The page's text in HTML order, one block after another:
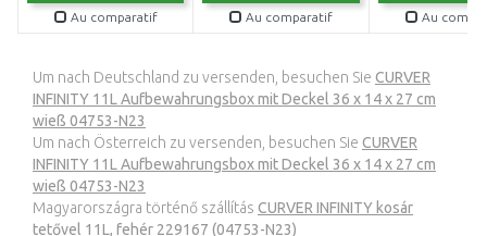
Au comparatif Au comparatif Au
Um nach Deutschland zu versenden, besuchen Sie CURVER
INFINITY 11L Aufbewahrungsbox mit Deckel 36 x 14 x 27 cm
wieß 04753-N23
Um nach Österreich zu versenden, besuchen Sie CURVER
INFINITY 11L Aufbewahrungsbox mit Deckel 36 x 14 x 27 cm
wieß 04753-N23
Magyarországra történő szállítás CURVER INFINITY kosár
tetővel 11L, fehér 229167 (04753-N23)